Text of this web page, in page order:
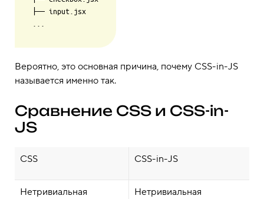
├── input.jsx
Вероятно, это основная причина, почему CSS-in-JS
называется именно так.
Сравнение CSS и CSS-in-
JS
CSS CSS-in-JS
Нетривиальная
Нетривиальная